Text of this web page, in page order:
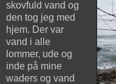
skovfuld vand og
den tog jeg med
hjem. Der var
vand i alle
lommer, ude og
inde på mine
waders og vand